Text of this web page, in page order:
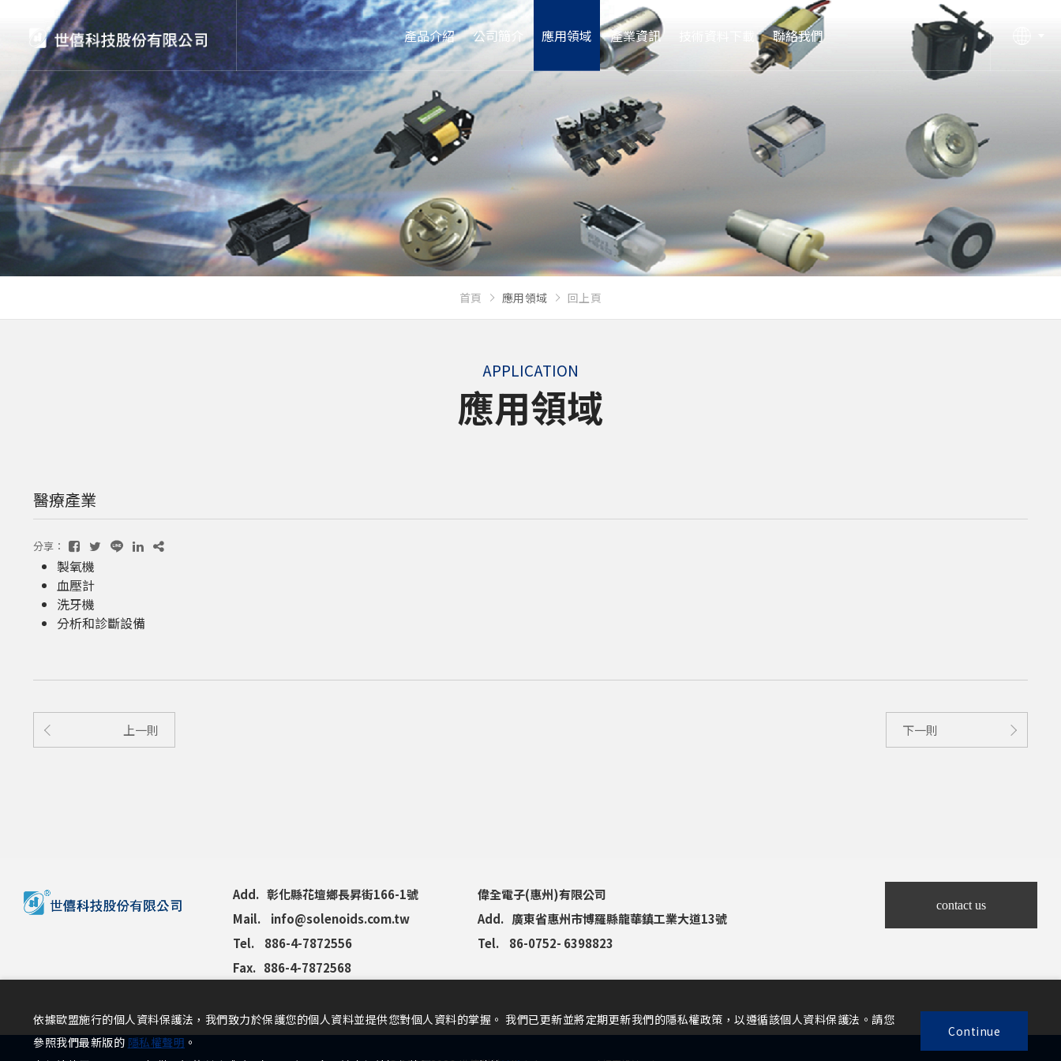
產品介紹 公司簡介 應用領域 產業資訊 聯絡我們
首頁 應用領域 回上頁
APPLICATION
應用領域
醫療產業
分享：
製氧機
血壓計
洗牙機
分析和診斷設備
上一則 下一則
Add. 彰化縣花壇鄉長昇街166-1號
Mail.
info@solenoids.com.tw
Tel.
886-4-7872556
Fax. 886-4-7872568
偉全電子(惠州)有限公司
Add. 廣東省惠州市博羅縣龍華鎮工業大道13號
Tel.
86-0752- 6398823
contact us
依據歐盟施行的個人資料保護法，我們致力於保護您的個人資料並提供您對個人資料的掌握。 我們已更新並將定期更新我們的隱私權政策，以遵循該個人資料保護法。請您
參照我們最新版的 隱私權聲明 。
Continue